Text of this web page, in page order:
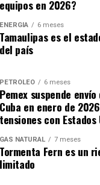
y desarrollo
extracción,
distribución del litio
también se
y Energías
de Investigaciones
y 63 veces más
de 2023,
de la empresa, que
equipos en 2026?
ENERGÍA 6 meses
Tamaulipas es el
del país
PETRÓLEO 6 meses
Pemex suspende
Cuba en enero de
tensiones con Estados
GAS NATURAL 7 meses
Tormenta Fern es un
limitado